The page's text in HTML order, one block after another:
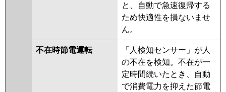
と、自動で急速復帰する
ため快適性を損ないませ
ん。
不在時節電運転
「人検知センサー」が人
の不在を検知。不在が一
定時間続いたとき、自動
で消費電力を抑えた節電